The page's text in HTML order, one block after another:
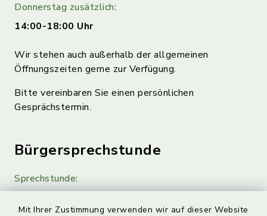
Mit Ihrer Zustimmung verwenden wir auf dieser Website
Donnerstag zusätzlich:
14:00-18:00 Uhr
Wir stehen auch außerhalb der allgemeinen
Öffnungszeiten gerne zur Verfügung.
Bitte vereinbaren Sie einen persönlichen
Gesprächstermin.
Bürgersprechstunde
Sprechstunde: